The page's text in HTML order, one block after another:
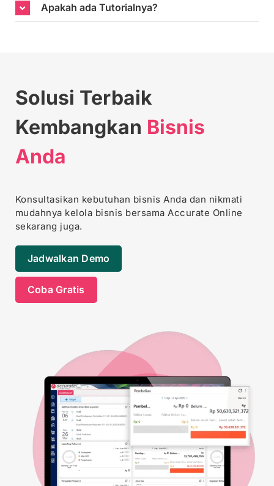
Apakah ada Tutorialnya?
Solusi Terbaik
Kembangkan Bisnis
Anda
Konsultasikan kebutuhan bisnis Anda dan nikmati
mudahnya kelola bisnis bersama Accurate Online
sekarang juga.
Jadwalkan Demo
Coba Gratis